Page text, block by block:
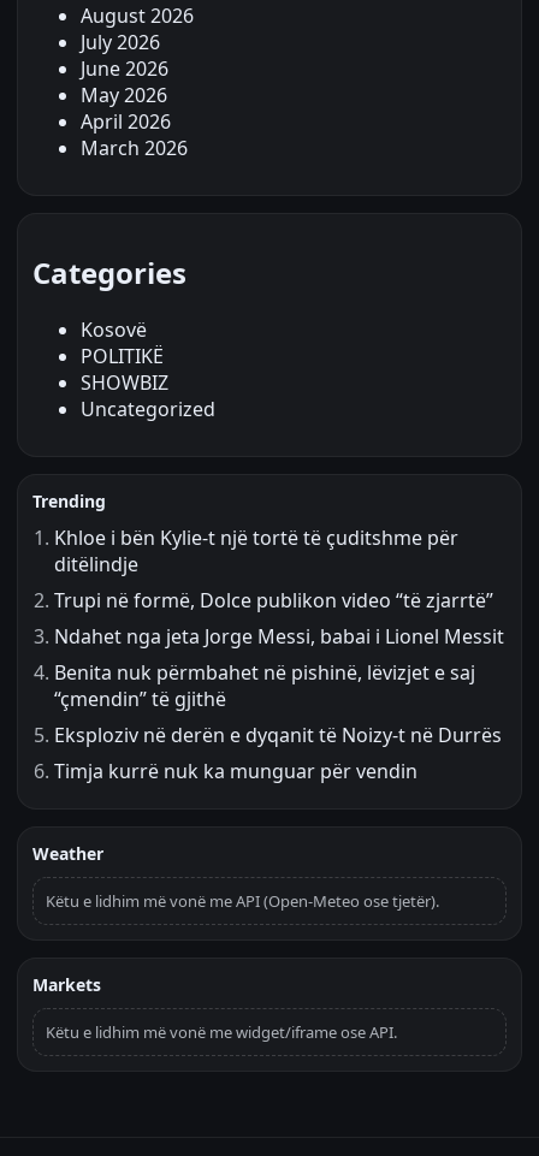
August 2026
July 2026
June 2026
May 2026
April 2026
March 2026
Categories
Kosovë
POLITIKË
SHOWBIZ
Uncategorized
Trending
Khloe i bën Kylie-t një tortë të çuditshme për
ditëlindje
Trupi në formë, Dolce publikon video “të zjarrtë”
Ndahet nga jeta Jorge Messi, babai i Lionel Messit
Benita nuk përmbahet në pishinë, lëvizjet e saj
“çmendin” të gjithë
Eksploziv në derën e dyqanit të Noizy-t në Durrës
Timja kurrë nuk ka munguar për vendin
Weather
Këtu e lidhim më vonë me API (Open-Meteo ose tjetër).
Markets
Këtu e lidhim më vonë me widget/iframe ose API.